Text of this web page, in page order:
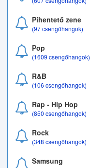
Pihentető zene
(97 csengőhangok)
Pop
(1609 csengőhangok)
R&B
(106 csengőhangok)
Rap - Hip Hop
(850 csengőhangok)
Rock
(348 csengőhangok)
Samsung